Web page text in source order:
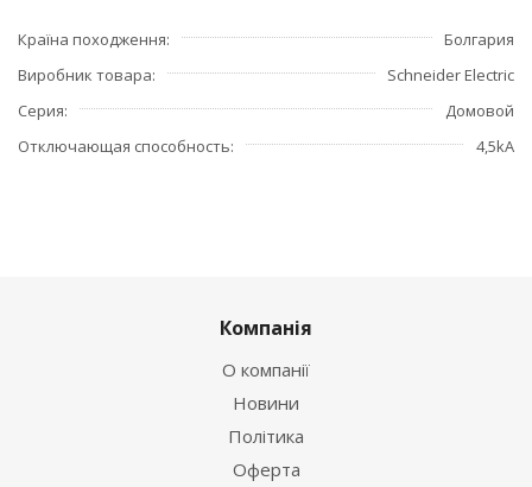
Країна походження
Болгария
Виробник товара
Schneider Electric
Серия
Домовой
Отключающая способность
4,5kA
Компанія
О компанії
Новини
Політика
Оферта